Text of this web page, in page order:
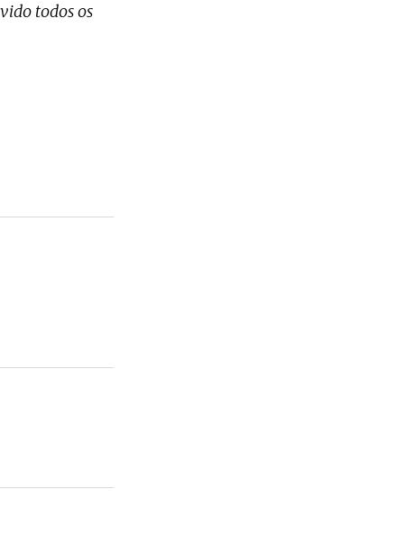
todos os